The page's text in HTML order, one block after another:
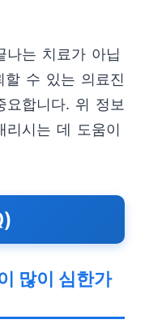
나는 치료가 아닙
할 수 있는 의료진
요합니다. 위 정보
리시는 데 도움이
많이 심한가